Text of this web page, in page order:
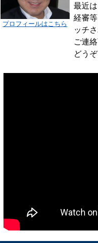
プロフィールはこちら
最近
経審
ッチ
ご連
どう